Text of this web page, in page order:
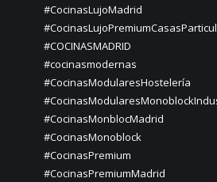
#CocinasLujoMadrid
#COCINASMADRID
#cocinasmodernas
#CocinasModularesHostelería
#CocinasMonblocMadrid
#CocinasMonoblock
#CocinasPremium
#CocinasPremiumMadrid